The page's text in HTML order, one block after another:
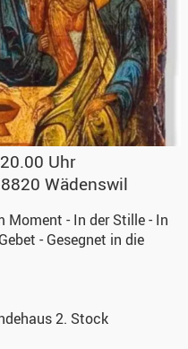
Uhr
Wädenswil
Moment - In der Stille - In
- Gesegnet in die
2. Stock